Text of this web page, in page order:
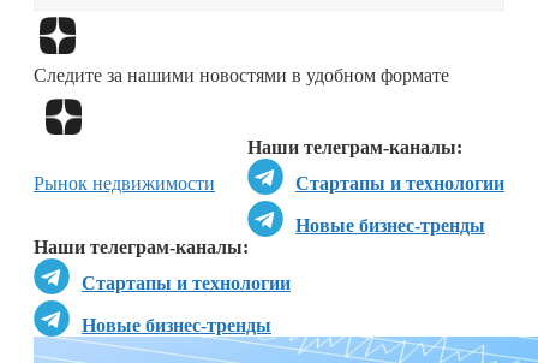
Следите за нашими новостями в удобном формате
Наши телеграм-каналы:
Стартапы и технологии
Новые бизнес-тренды
Наши телеграм-каналы:
Стартапы и технологии
Новые бизнес-тренды
Рынок недвижимости